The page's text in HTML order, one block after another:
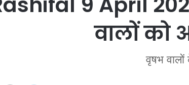
वालों को
वृषभ